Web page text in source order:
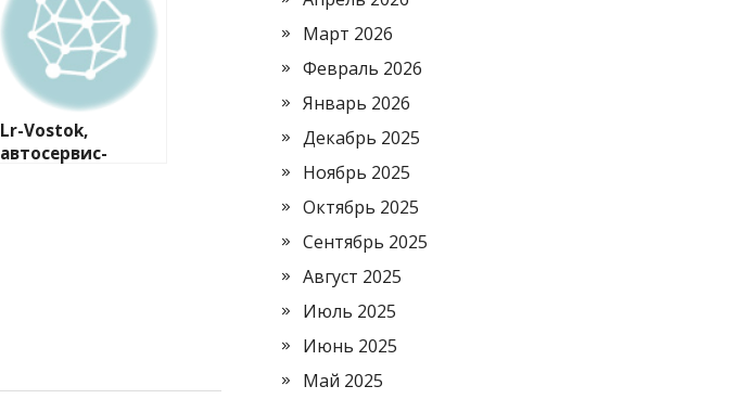
Lr-Vostok,
автосервис-
Март 2026
Февраль 2026
Январь 2026
Декабрь 2025
Ноябрь 2025
Октябрь 2025
Сентябрь 2025
Август 2025
Июль 2025
Июнь 2025
Май 2025